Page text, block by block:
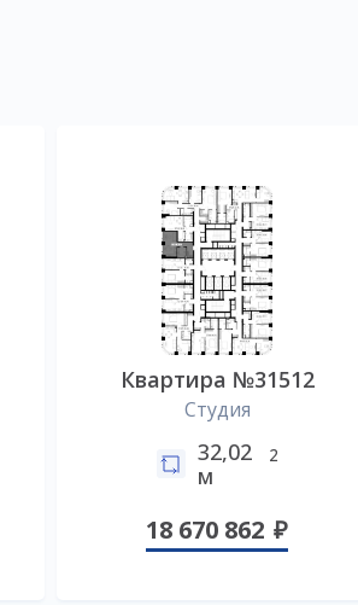
Квартира №31512
Студия
32,02
м
2
18 670 862